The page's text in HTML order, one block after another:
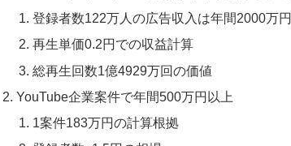
登録者数122万人の広告収入は年間2000万円
再生単価0.2円での収益計算
総再生回数1億4929万回の価値
YouTube企業案件で年間500万円以上
1案件183万円の計算根拠